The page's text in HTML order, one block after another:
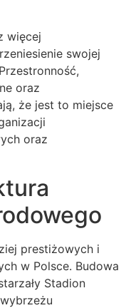
więcej
swojej
oraz
że jest to miejsce
oraz
prestiżowych i
w Polsce. Budowa
Stadion